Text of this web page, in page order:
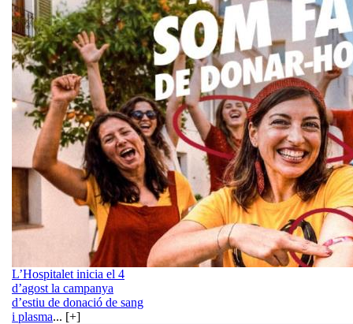
L’Hospitalet inicia el 4
d’agost la campanya
d’estiu de donació de sang
i plasma... [+]